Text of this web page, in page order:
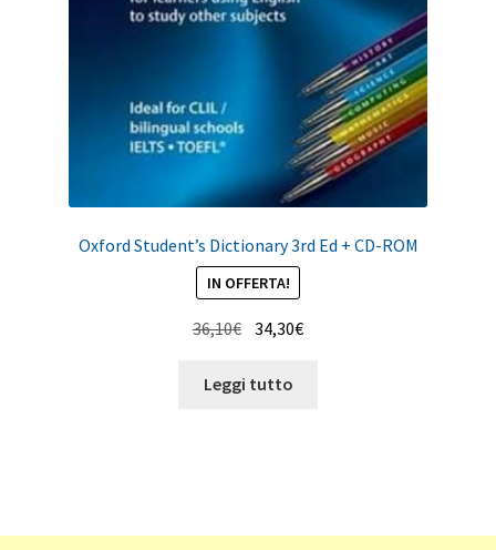
Oxford Student’s Dictionary 3rd Ed + CD-ROM
IN OFFERTA!
36,10€
originale
34,30€Il
Leggi tutto